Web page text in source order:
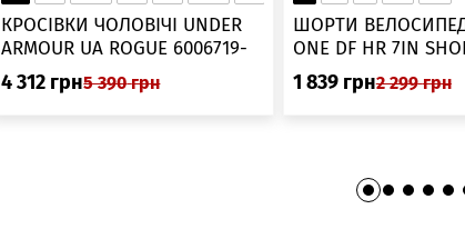
▲
▲
КРОСІВКИ ЧОЛОВІЧІ UNDER
ARMOUR UA ROGUE 6006719-
025
4 312 грн5 390 грн
ШОРТИ
ONE DF HR 7IN
DV9022-010
1 839 грн2 299 грн